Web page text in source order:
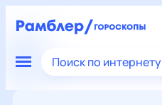
Поиск по интернету